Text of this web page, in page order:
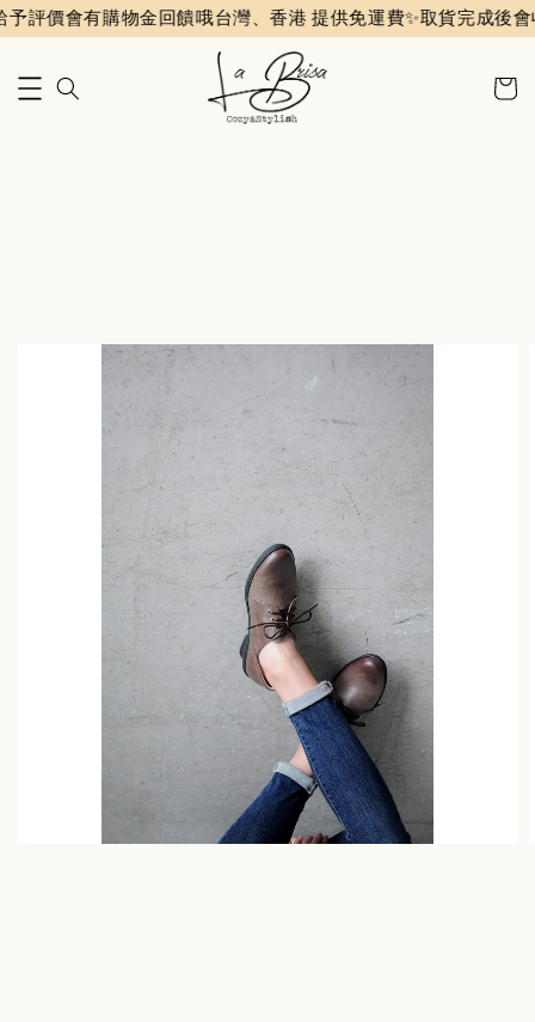
會有購物金回饋哦台灣、香港 提供免運費✨️取貨完成後會收到